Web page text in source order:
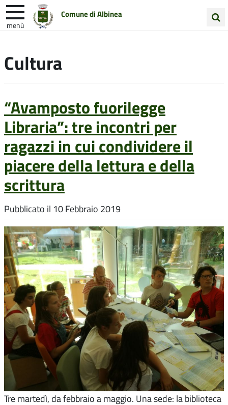
Comune di Albinea
menù
sito
Cultura
“Avamposto fuorilegge
Libraria”: tre incontri per
ragazzi in cui condividere il
piacere della lettura e della
scrittura
Pubblicato il 10 Febbraio 2019
Tre martedì, da febbraio a maggio. Una sede: la biblioteca